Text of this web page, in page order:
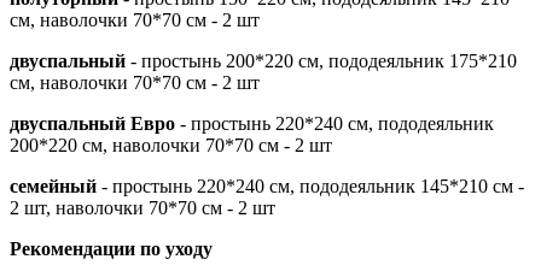
см, наволочки 70*70 см - 2 шт
двуспальный - простынь 200*220 см, пододеяльник 175*210
см, наволочки 70*70 см - 2 шт
двуспальный Евро - простынь 220*240 см, пододеяльник
200*220 см, наволочки 70*70 см - 2 шт
семейный - простынь 220*240 см, пододеяльник 145*210 см -
2 шт, наволочки 70*70 см - 2 шт
Рекомендации по уходу